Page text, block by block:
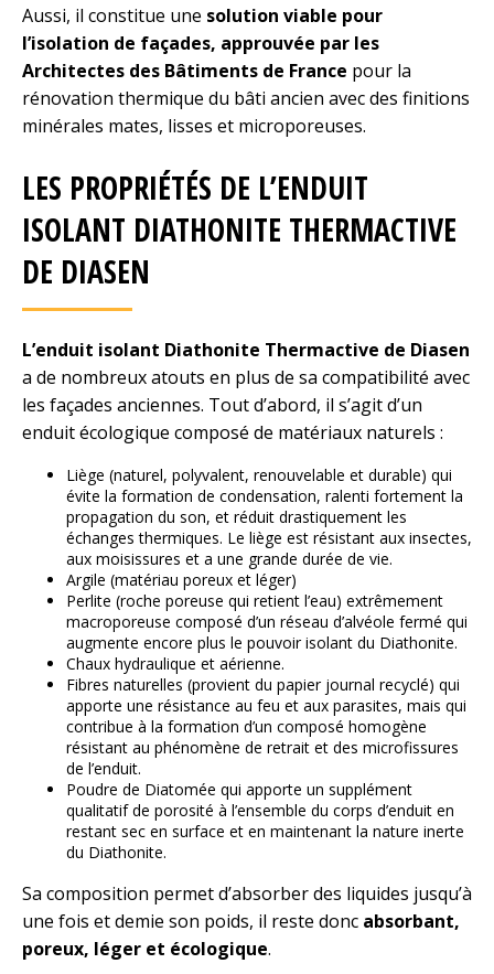
Aussi, il constitue une solution viable pour
l’isolation de façades, approuvée par les
Architectes des Bâtiments de France pour la
rénovation thermique du bâti ancien avec des finitions
minérales mates, lisses et microporeuses.
LES PROPRIÉTÉS DE L’ENDUIT
ISOLANT DIATHONITE THERMACTIVE
DE DIASEN
L’enduit isolant Diathonite Thermactive de Diasen
a de nombreux atouts en plus de sa compatibilité avec
les façades anciennes. Tout d’abord, il s’agit d’un
enduit écologique composé de matériaux naturels :
Liège (naturel, polyvalent, renouvelable et durable) qui
évite la formation de condensation, ralenti fortement la
propagation du son, et réduit drastiquement les
échanges thermiques. Le liège est résistant aux insectes,
aux moisissures et a une grande durée de vie.
Argile (matériau poreux et léger)
Perlite (roche poreuse qui retient l’eau) extrêmement
macroporeuse composé d’un réseau d’alvéole fermé qui
augmente encore plus le pouvoir isolant du Diathonite.
Chaux hydraulique et aérienne.
Fibres naturelles (provient du papier journal recyclé) qui
apporte une résistance au feu et aux parasites, mais qui
contribue à la formation d’un composé homogène
résistant au phénomène de retrait et des microfissures
de l’enduit.
Poudre de Diatomée qui apporte un supplément
qualitatif de porosité à l’ensemble du corps d’enduit en
restant sec en surface et en maintenant la nature inerte
du Diathonite.
Sa composition permet d’absorber des liquides jusqu’à
une fois et demie son poids, il reste donc absorbant,
poreux, léger et écologique.